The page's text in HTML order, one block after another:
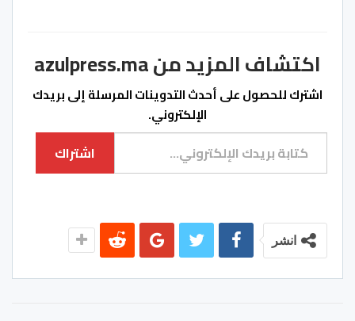
اكتشاف المزيد من azulpress.ma
اشترك للحصول على أحدث التدوينات المرسلة إلى بريدك
الإلكتروني.
كتابة بريدك الإلكتروني...
اشتراك
انشر